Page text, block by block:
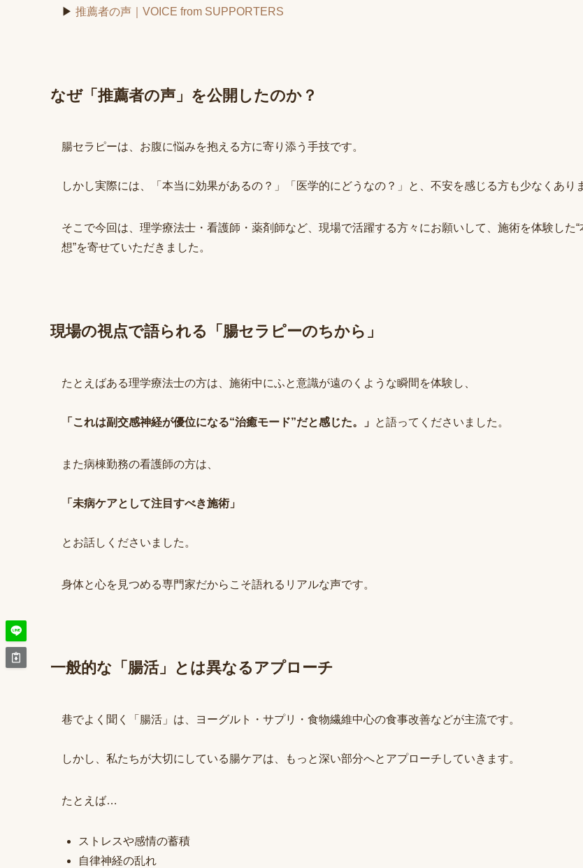
▶ 推薦者の声｜VOICE from SUPPORTERS
なぜ「推薦者の声」を公開したのか？
腸セラピーは、お腹に悩みを抱える方に寄り添う手技です。
しかし実際には、「本当に効果があるの？」「医学的にどうなの？」と、不安を感じる方も少なくあり
そこで今回は、理学療法士・看護師・薬剤師など、現場で活躍する方々にお願いして、施術を体験した“
想”を寄せていただきました。
現場の視点で語られる「腸セラピーのちから」
たとえばある理学療法士の方は、施術中にふと意識が遠のくような瞬間を体験し、
「これは副交感神経が優位になる“治癒モード”だと感じた。」 と語ってくださいました。
また病棟勤務の看護師の方は、
「未病ケアとして注目すべき施術」
とお話しくださいました。
身体と心を見つめる専門家だからこそ語れるリアルな声です。
一般的な「腸活」とは異なるアプローチ
巷でよく聞く「腸活」は、ヨーグルト・サプリ・食物繊維中心の食事改善などが主流です。
しかし、私たちが大切にしている腸ケアは、もっと深い部分へとアプローチしていきます。
たとえば…
ストレスや感情の蓄積
自律神経の乱れ